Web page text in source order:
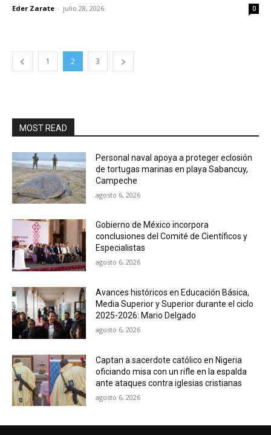
Eder Zarate - julio 28, 2026 0
1 2 3
MOST READ
Personal naval apoya a proteger eclosión
de tortugas marinas en playa Sabancuy,
Campeche
agosto 6, 2026
Gobierno de México incorpora
conclusiones del Comité de Científicos y
Especialistas
agosto 6, 2026
Avances históricos en Educación Básica,
Media Superior y Superior durante el ciclo
2025-2026: Mario Delgado
agosto 6, 2026
Captan a sacerdote católico en Nigeria
oficiando misa con un rifle en la espalda
ante ataques contra iglesias cristianas
agosto 6, 2026